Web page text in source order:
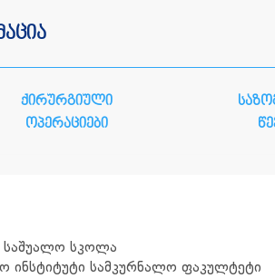
ქირურგიული
ოპერაციები
საშუალო სკოლა
ინსტიტუტი სამკურნალო ფაკულტეტი